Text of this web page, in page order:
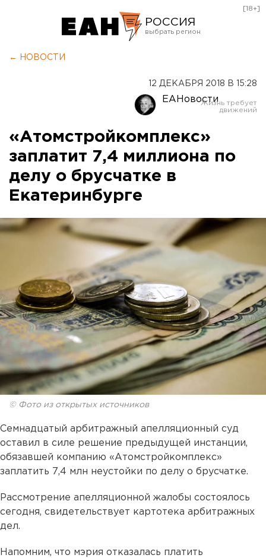
РОССИЯ
Оренбург
[18+]
← НОВОСТИ
12 ДЕКАБРЯ 2018 В 15:28
ЕАНовости
«Атомстройкомплекс»
заплатит 7,4 миллиона по
делу о брусчатке в
Екатеринбурге
© Фото из открытых источников
Семнадцатый арбитражный апелляционный суд
оставил в силе решение предыдущей инстанции,
обязавшей компанию «Атомстройкомплекс»
заплатить 7,4 млн неустойки по делу о брусчатке.
Рассмотрение апелляционной жалобы состоялось
сегодня, свидетельствует картотека арбитражных
дел.
Напомним, что мэрия отказалась платить